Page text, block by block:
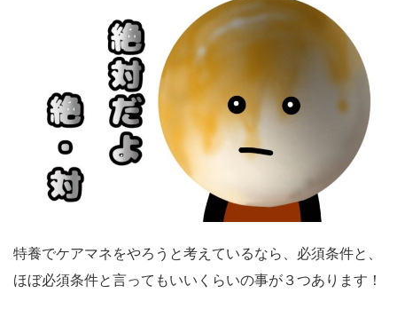
特養でケアマネをやろうと考えているなら、必須条件と、
ほぼ必須条件と言ってもいいくらいの事が３つあります！